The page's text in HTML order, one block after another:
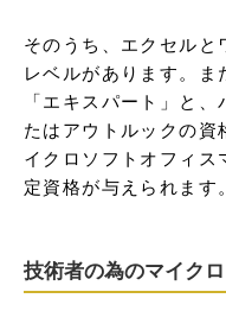
そのうち、エクセル
レベルがあります。
「エキスパート」と
たはアウトルックの資
イクロソフトオフィ
定資格が与えられます。
技術者の為のマイク